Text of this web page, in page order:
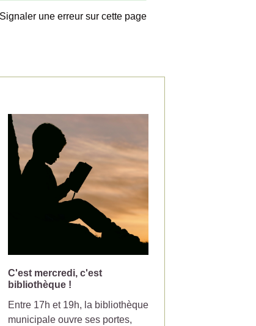
Signaler une erreur sur cette page
C'est mercredi, c'est
bibliothèque !
Entre 17h et 19h, la bibliothèque
municipale ouvre ses portes,